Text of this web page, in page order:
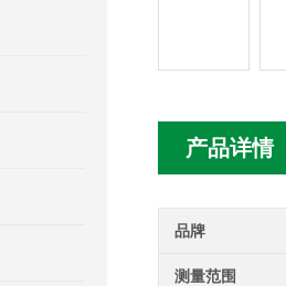
产品详情
品牌
测量范围